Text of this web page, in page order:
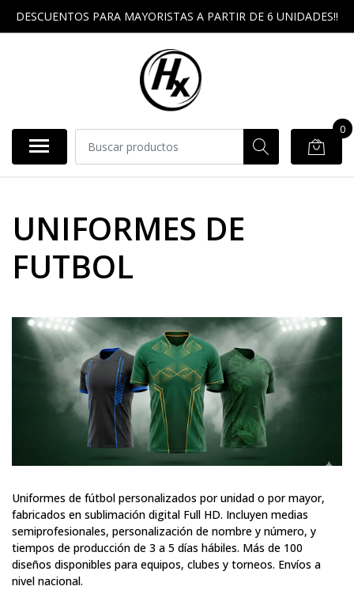
DESCUENTOS PARA MAYORISTAS A PARTIR DE 6 UNIDADES!!
0
UNIFORMES DE
FUTBOL
Uniformes de fútbol personalizados por unidad o por mayor,
fabricados en sublimación digital Full HD. Incluyen medias
semiprofesionales, personalización de nombre y número, y
tiempos de producción de 3 a 5 días hábiles. Más de 100
diseños disponibles para equipos, clubes y torneos. Envíos a
nivel nacional.